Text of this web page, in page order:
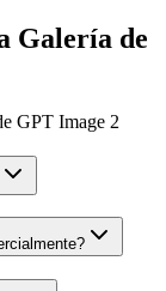
Galería de
GPT Image 2